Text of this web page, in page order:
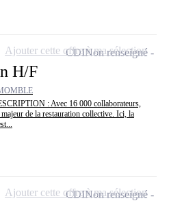
H/F
: Avec 16 000 collaborateurs,
de la restauration collective. Ici, la
CDINon renseigné
Ajouter cette offre à ma sélection
CDINon renseigné
Ajouter cette offre à ma sélection